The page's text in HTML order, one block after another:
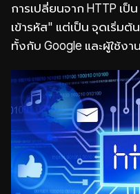
การเปลี่ยนจาก HTTP เป็
เข้ารหัส" แต่เป็น จุดเริ่ม
ทั้งกับ Google และผู้ใช้งาน